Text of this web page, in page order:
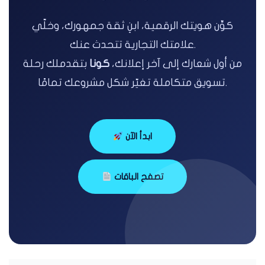
كوِّن هويتك الرقمية، ابنِ ثقة جمهورك، وخلّي
علامتك التجارية تتحدث عنك.
من أول شعارك إلى آخر إعلانك، كونا بتقدملك رحلة
تسويق متكاملة تغيّر شكل مشروعك تمامًا.
ابدأ الآن
تصفح الباقات